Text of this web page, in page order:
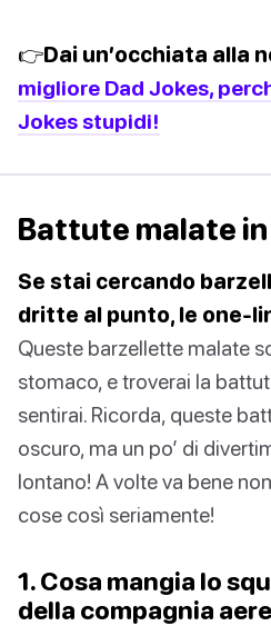
👉Dai un’occhiata alla
migliore Dad Jokes,
Jokes stupidi!
Battute malate
Se stai cercando
dritte al punto, le one-
Queste barzellette malate
stomaco, e troverai la
sentirai. Ricorda, queste
oscuro, ma un po’ di
lontano! A volte va bene
cose così seriamente!
1. Cosa mangia lo
della compagnia